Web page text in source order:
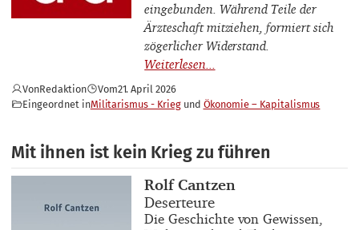
eingebunden. Während Teile der
Ärzteschaft mitziehen, formiert sich
zögerlicher Widerstand.
VonRedaktion Vom21. April 2026
Eingeordnet inMilitarismus - Krieg Ökonomie – Kapitalismus
Mit ihnen ist kein Krieg zu führen
Buchautor_innen
Rolf Cantzen
Buchtitel
Deserteure
Buchuntertitel
Die Geschichte von Gewissen,